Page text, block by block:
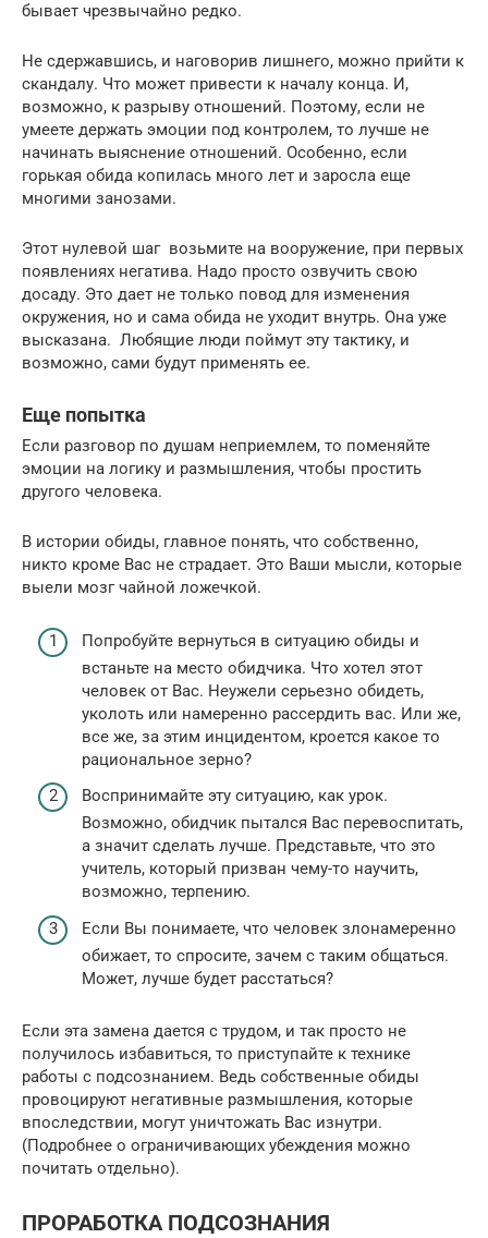
бывает чрезвычайно редко.
Не сдержавшись, и наговорив лишнего, можно прийти к
скандалу. Что может привести к началу конца. И,
возможно, к разрыву отношений. Поэтому, если не
умеете держать эмоции под контролем, то лучше не
начинать выяснение отношений. Особенно, если
горькая обида копилась много лет и заросла еще
многими занозами.
Этот нулевой шаг возьмите на вооружение, при первых
появлениях негатива. Надо просто озвучить свою
досаду. Это дает не только повод для изменения
окружения, но и сама обида не уходит внутрь. Она уже
высказана. Любящие люди поймут эту тактику, и
возможно, сами будут применять ее.
Еще попытка
Если разговор по душам неприемлем, то поменяйте
эмоции на логику и размышления, чтобы простить
другого человека.
В истории обиды, главное понять, что собственно,
никто кроме Вас не страдает. Это Ваши мысли, которые
выели мозг чайной ложечкой.
Попробуйте вернуться в ситуацию обиды и
встаньте на место обидчика. Что хотел этот
человек от Вас. Неужели серьезно обидеть,
уколоть или намеренно рассердить вас. Или же,
все же, за этим инцидентом, кроется какое то
рациональное зерно?
Воспринимайте эту ситуацию, как урок.
Возможно, обидчик пытался Вас перевоспитать,
а значит сделать лучше. Представьте, что это
учитель, который призван чему-то научить,
возможно, терпению.
Если Вы понимаете, что человек злонамеренно
обижает, то спросите, зачем с таким общаться.
Может, лучше будет расстаться?
Если эта замена дается с трудом, и так просто не
получилось избавиться, то приступайте к технике
работы с подсознанием. Ведь собственные обиды
провоцируют негативные размышления, которые
впоследствии, могут уничтожать Вас изнутри.
(Подробнее о ограничивающих убеждения можно
почитать отдельно).
ПРОРАБОТКА ПОДСОЗНАНИЯ